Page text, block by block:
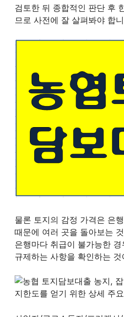
검토한 뒤 종합적인 판단 후
므로 사전에 잘 살펴봐야 합
물론 토지의 감정 가격은 은
때문에 여러 곳을 돌아보는
은행마다 취급이 불가능한
규제하는 사항을 확인하는